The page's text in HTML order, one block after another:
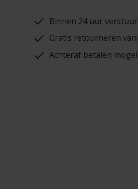
Binnen 24 uur
Gratis retourneren
Achteraf betalen